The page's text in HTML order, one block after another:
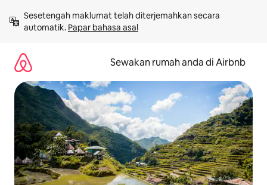
kandungan
Sesetengah maklumat telah diterjemahkan secara
automatik. Papar bahasa asal
Sewakan rumah anda di Airbnb